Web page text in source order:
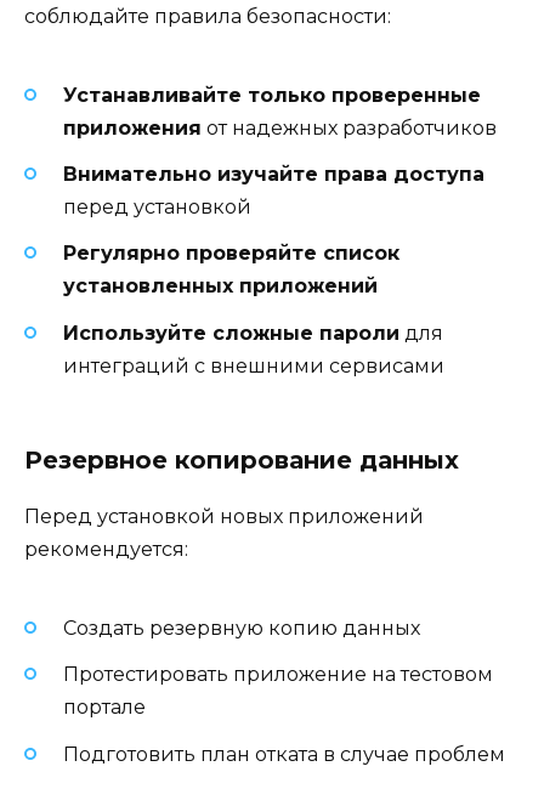
соблюдайте правила безопасности:
Устанавливайте только проверенные
приложения от надежных разработчиков
Внимательно изучайте права доступа
перед установкой
Регулярно проверяйте список
установленных приложений
Используйте сложные пароли для
интеграций с внешними сервисами
Резервное копирование данных
Перед установкой новых приложений
рекомендуется:
Создать резервную копию данных
Протестировать приложение на тестовом
портале
Подготовить план отката в случае проблем